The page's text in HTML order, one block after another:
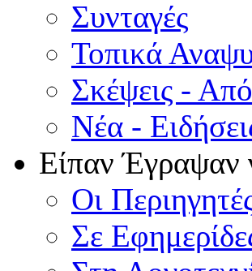
Συνταγές
Τοπικά
Σκέψεις -
Νέα -
Είπαν Έγραψαν
Οι
Σε